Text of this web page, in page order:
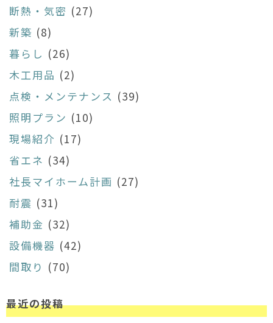
断熱・気密 (27)
新築 (8)
暮らし (26)
木工用品 (2)
点検・メンテナンス (39)
照明プラン (10)
現場紹介 (17)
省エネ (34)
社長マイホーム計画 (27)
耐震 (31)
補助金 (32)
設備機器 (42)
間取り (70)
最近の投稿